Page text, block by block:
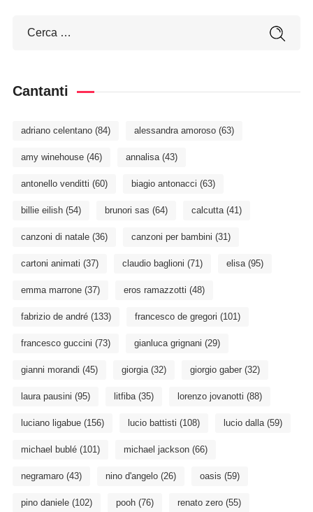
Cantanti
adriano celentano(84) alessandra amoroso(63)
amy winehouse(46) annalisa(43)
antonello venditti (60) biagio antonacci (63)
billie eilish(54) brunori sas (64) calcutta(41)
canzoni di natale(36) canzoni per bambini (31)
cartoni animati (37) claudio baglioni (71) elisa(95)
emma marrone(37) eros ramazzotti (48)
fabrizio de andré(133) francesco de gregori (101)
francesco guccini (73) gianluca grignani (29)
gianni morandi (45) giorgia(32) giorgio gaber(32)
laura pausini (95) litfiba(35) lorenzo jovanotti (88)
luciano ligabue(156) lucio battisti (108) lucio dalla(59)
michael bublé(101) michael jackson(66)
negramaro(43) nino d'angelo(26) oasis (59)
pino daniele(102) pooh(76) renato zero(55)